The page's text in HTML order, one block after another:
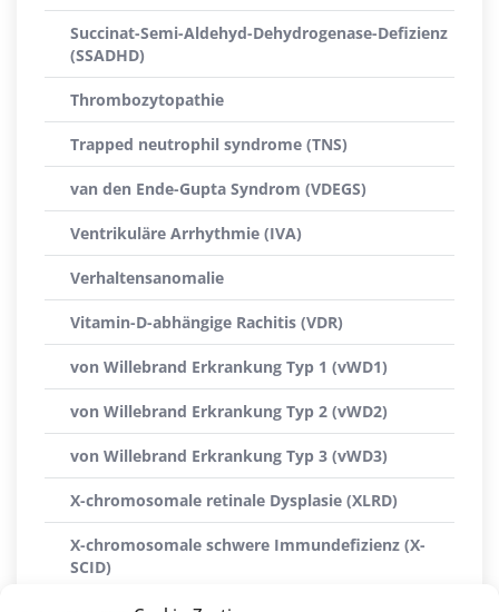
Succinat-Semi-Aldehyd-Dehydrogenase-Defizienz
(SSADHD)
Thrombozytopathie
Trapped neutrophil syndrome (TNS)
van den Ende-Gupta Syndrom (VDEGS)
Ventrikuläre Arrhythmie (IVA)
Verhaltensanomalie
Vitamin-D-abhängige Rachitis (VDR)
von Willebrand Erkrankung Typ 1 (vWD1)
von Willebrand Erkrankung Typ 2 (vWD2)
von Willebrand Erkrankung Typ 3 (vWD3)
X-chromosomale retinale Dysplasie (XLRD)
X-chromosomale schwere Immundefizienz (X-
SCID)